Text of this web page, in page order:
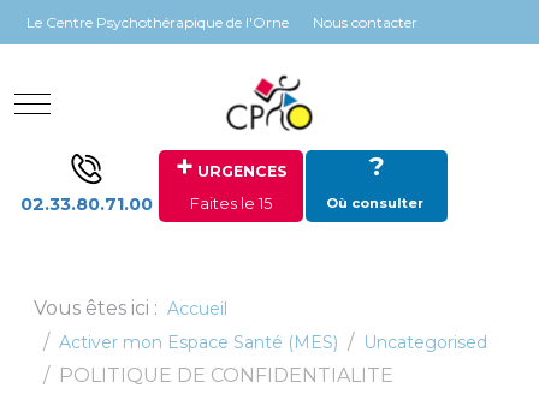
Panneau de gestion des cookies
Le Centre Psychothérapique de l'Orne Nous contacter
Mobile Menu Toggle
02.33.80.71.00
+ URGENCES
Faites le 15
?
Où consulter
Vous êtes ici : Accueil
Activer mon Espace Santé (MES)
Uncategorised
POLITIQUE DE CONFIDENTIALITE